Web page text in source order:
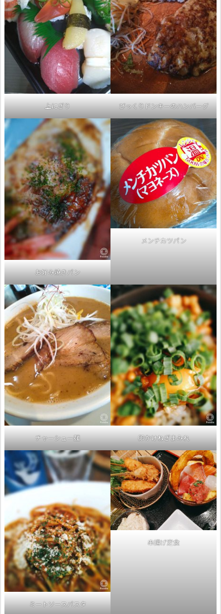
上にぎり びっくりドンキーのハンバーグ
お好み焼きパン
メンチカツパン
チャーシュー麺 卵かけねぎまみれ
ミートソースパスタ
串揚げ定食